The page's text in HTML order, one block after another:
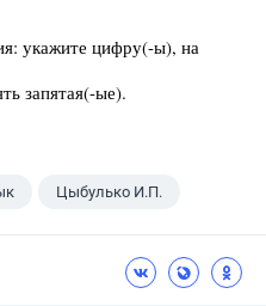
укажите цифру(-ы), на
запятая(-ые).
Цыбулько И.П.